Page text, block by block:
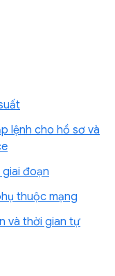
lệnh cho hồ sơ và
đoạn
thuộc mạng
và thời gian tự